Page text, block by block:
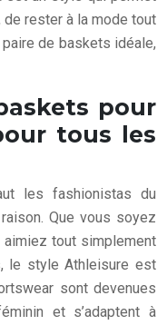
de rester à la mode tout
de baskets idéale,
pour
tous les
les fashionistas du
Que vous soyez
tout simplement
le style Athleisure est
sont devenues
et s’adaptent à